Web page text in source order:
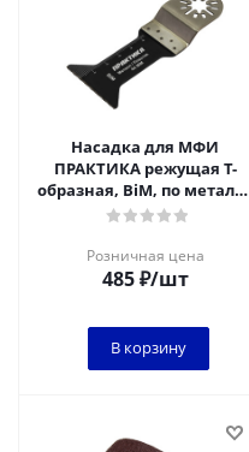
Насадка для МФИ
ПРАКТИКА режущая Т-
образная, BiM, по металлу
и дереву, 44 мм, крупный
Розничная цена
485₽/шт
В корзину